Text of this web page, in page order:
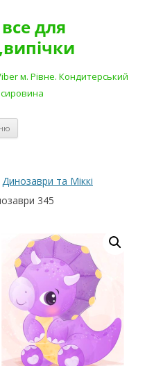
для
м. Рівне. Кондитерський
сировина
Динозаври та Міккі
345